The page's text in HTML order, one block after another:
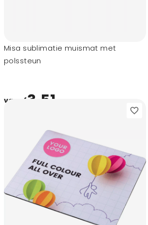
Misa sublimatie muismat met
polssteun
vanaf3,51